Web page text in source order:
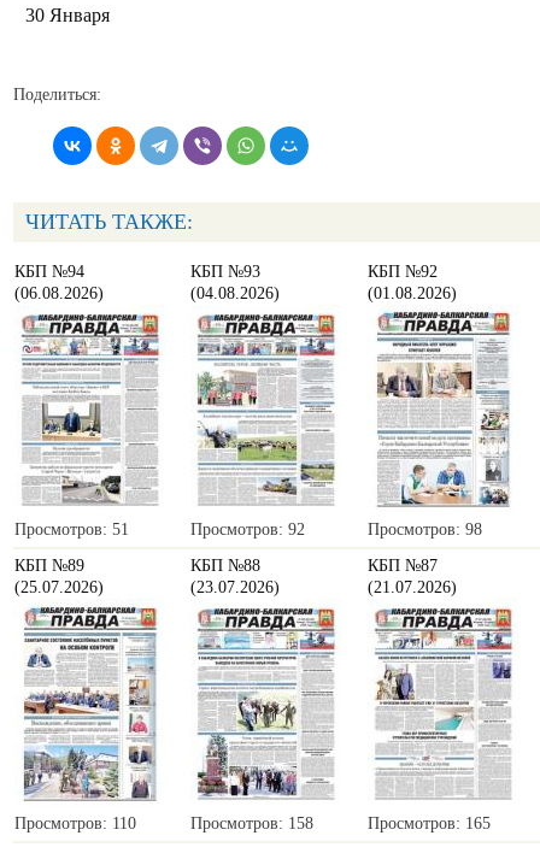
30 Января
Поделиться:
ЧИТАТЬ ТАКЖЕ:
КБП №94
(06.08.2026)
Просмотров: 51
КБП №93
(04.08.2026)
Просмотров: 92
КБП №92
(01.08.2026)
Просмотров: 98
КБП №89
(25.07.2026)
Просмотров: 110
КБП №88
(23.07.2026)
Просмотров: 158
КБП №87
(21.07.2026)
Просмотров: 165